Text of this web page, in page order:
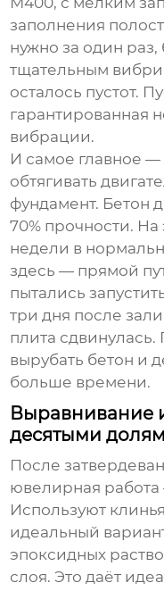
заполнения
нужно за один
тщательным
осталось пустот.
гарантированная
вибрации.
И самое главное —
обтягивать
фундамент. Бетон
70% прочности.
недели в
здесь — прямой
пытались
три дня после
плита
вырубать бетон и
больше времени.
Выравнивание
десятыми
После
ювелирная
Используют
идеальный
эпоксидных
слоя. Это даёт